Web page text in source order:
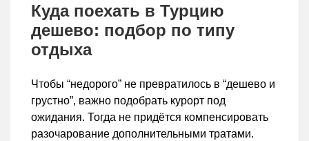
Куда поехать в Турцию
дешево: подбор по типу
отдыха
Чтобы “недорого” не превратилось в “дешево и
грустно”, важно подобрать курорт под
ожидания. Тогда не придётся компенсировать
разочарование дополнительными тратами.